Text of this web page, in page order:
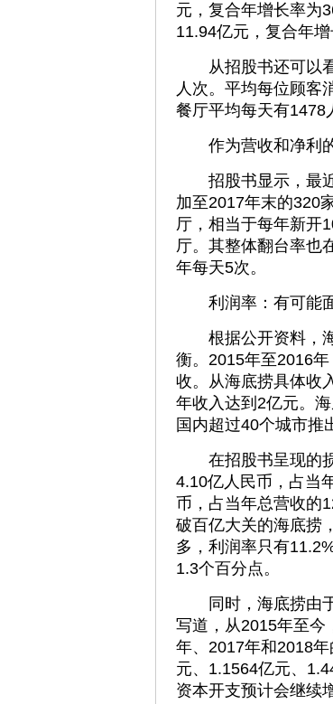
元，复合年增长率为
11.94亿元，复合年增
从招股书还可以看
人次。平均每位顾客
餐厅平均每天有1478
作为营收和净利的
招股书显示，最近
加至2017年末的320
厅，相当于每年新开
厅。其整体翻台率也
年每天5次。
利润率：有可能
根据公开资料，海
衡。2015年至2016
收。从海底捞具体收
年收入达到2亿元。
国内超过40个城市推
在招股书呈现的损
4.10亿人民币，占当
币，占当年总营收的
破百亿大关的海底捞
多，利润率只有
1.3个百分点。
同时，海底捞由于
写道，从2015年至今
年、2017年和2018
元、1.1564亿元、
资本开支预计会继续